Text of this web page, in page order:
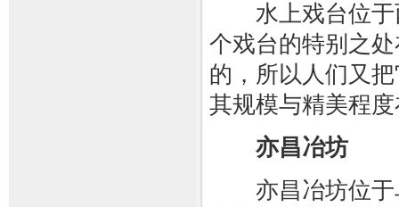
水上戏台位于
个戏台的特别之
的，所以人们又
其规模与精美程
亦昌冶坊
亦昌冶坊位于